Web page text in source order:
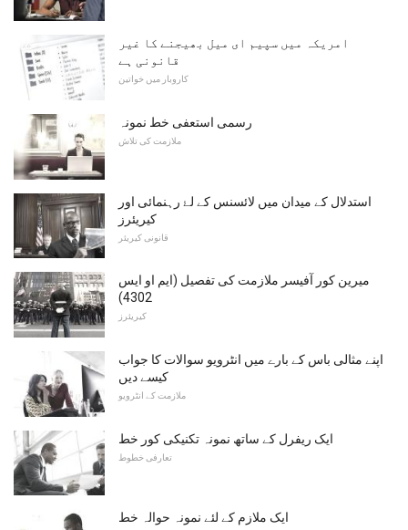
امریکہ میں سپیم ای میل بھیجنے کا غیر
قانونی ہے
کاروبار میں خواتین
رسمی استعفی خط نمونہ
ملازمت کی تلاش
استدلال کے میدان میں لائسنس کے لۓ رہنمائی اور
کیریئرز
قانونی کیریئر
میرین کور آفیسر ملازمت کی تفصیل (ایم او ایس
4302)
کیریئرز
اپنے مثالی باس کے بارے میں انٹرویو سوالات کا جواب
کیسے دیں
ملازمت کے انٹرویو
ایک ریفرل کے ساتھ نمونہ تکنیکی کور خط
تعارفی خطوط
ایک ملازم کے لئے نمونہ حوالہ خط